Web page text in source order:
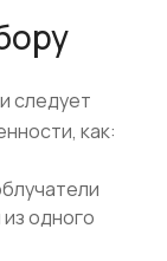
следует
как:
одного